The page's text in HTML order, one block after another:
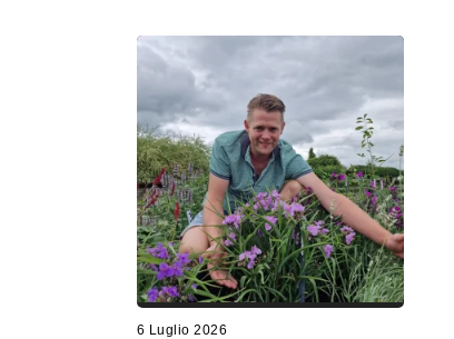
6 Luglio 2026